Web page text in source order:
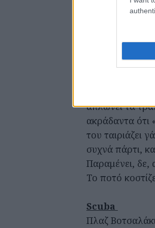
Χαλαρός και
απλώνει τα
ακράδαντα
του ταιριάζει
συχνά πάρτι,
Παραμένει, δε,
Το ποτό
Scuba
Πλαζ